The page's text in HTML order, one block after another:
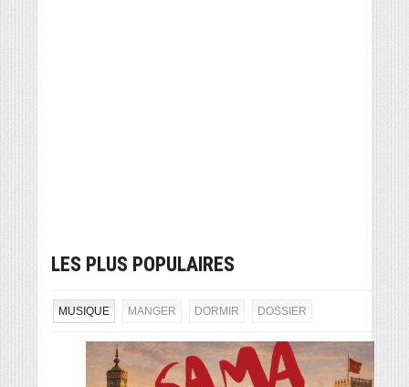
LES PLUS POPULAIRES
MUSIQUE MANGER DORMIR DOSSIER